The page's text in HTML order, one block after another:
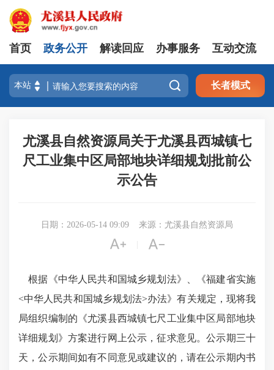
首页 政务公开 解读回应 办事服务 互动交流
 长者模式
尤溪县自然资源局关于尤溪县西城镇七
尺工业集中区局部地块详细规划批前公
示公告
日期：2026-05-14 09:09 来源：尤溪县自然资源局
 
根据《中华人民共和国城乡规划法》、《福建省实施
<中华人民共和国城乡规划法>办法》有关规定，现将我
局组织编制的《尤溪县西城镇七尺工业集中区局部地块
详细规划》方案进行网上公示，征求意见。公示期三十
天，公示期间如有不同意见或建议的，请在公示期内书